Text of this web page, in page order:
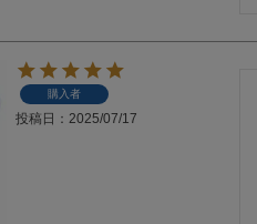
購入者
投稿日 2025/07/17